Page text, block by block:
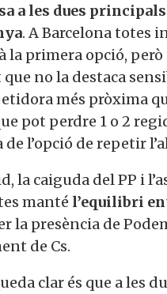
a les dues
. A Barcelona totes
la primera opció,
no la destaca
més pròxima
pot perdre 1 o 2
l’opció de repetir
la caiguda del PP i
manté l’equilibri
la presència de
de Cs.
clar és que a les